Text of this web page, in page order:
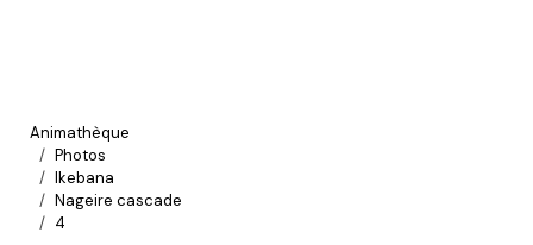
Animathèque
Photos
Ikebana
Nageire cascade
4